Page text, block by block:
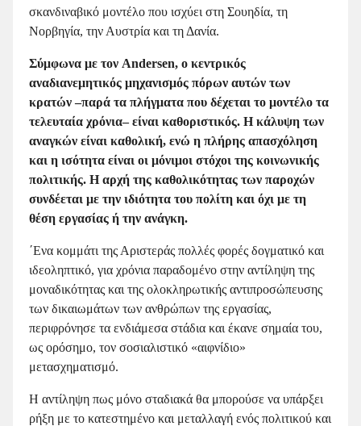
σκανδιναβικό μοντέλο που ισχύει στη Σουηδία, τη
Νορβηγία, την Αυστρία και τη Δανία.
Σύμφωνα με τον Andersen, ο κεντρικός
αναδιανεμητικός μηχανισμός πόρων αυτών των
κρατών –παρά τα πλήγματα που δέχεται το μοντέλο τα
τελευταία χρόνια– είναι καθοριστικός. Η κάλυψη των
αναγκών είναι καθολική, ενώ η πλήρης απασχόληση
και η ισότητα είναι οι μόνιμοι στόχοι της κοινωνικής
πολιτικής. Η αρχή της καθολικότητας των παροχών
συνδέεται με την ιδιότητα του πολίτη και όχι με τη
θέση εργασίας ή την ανάγκη.
΄Ενα κομμάτι της Αριστεράς πολλές φορές δογματικό και
ιδεοληπτικό, για χρόνια παραδομένο στην αντίληψη της
μοναδικότητας και της ολοκληρωτικής αντιπροσώπευσης
των δικαιωμάτων των ανθρώπων της εργασίας,
περιφρόνησε τα ενδιάμεσα στάδια και έκανε σημαία του,
ως ορόσημο, τον σοσιαλιστικό «αιφνίδιο»
μετασχηματισμό.
Η αντίληψη πως μόνο σταδιακά θα μπορούσε να υπάρξει
ρήξη με το κατεστημένο και μεταλλαγή ενός πολιτικού και